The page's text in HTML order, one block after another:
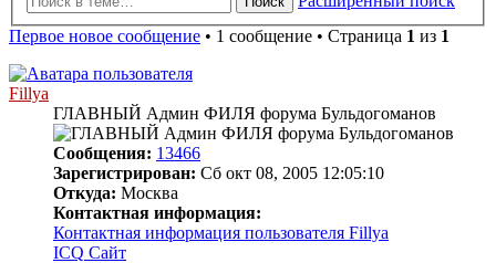
Первое новое сообщение • 1 сообщение • Страница 1 из 1
Fillya
ГЛАВНЫЙ Админ ФИЛЯ форума Бульдогоманов
Сообщения: 13466
Зарегистрирован: Сб окт 08, 2005 12:05:10
Откуда: Москва
Контактная информация:
Контактная информация пользователя Fillya
ICQ Сайт